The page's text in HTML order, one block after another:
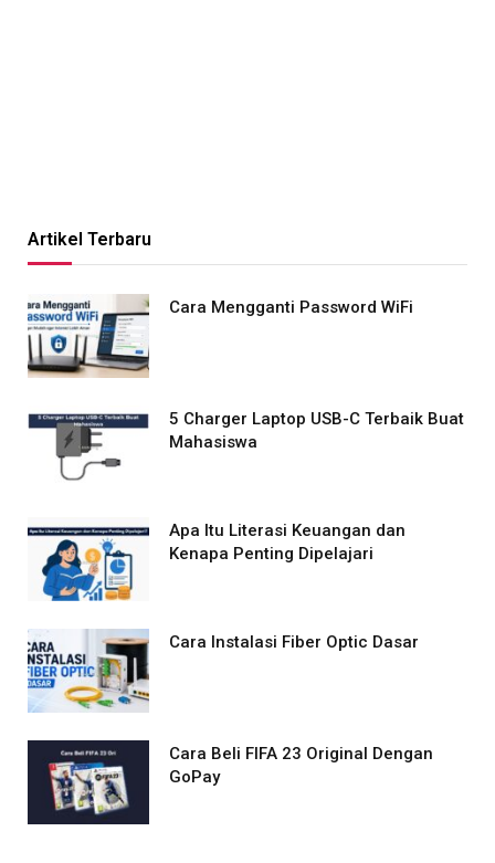
Artikel Terbaru
Cara Mengganti Password WiFi
5 Charger Laptop USB-C Terbaik Buat
Mahasiswa
Apa Itu Literasi Keuangan dan
Kenapa Penting Dipelajari
Cara Instalasi Fiber Optic Dasar
Cara Beli FIFA 23 Original Dengan
GoPay